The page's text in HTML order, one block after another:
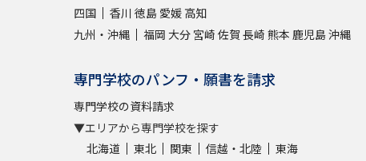
四国
香川 徳島 愛媛 高知
九州・沖縄
福岡 大分 宮崎 佐賀 長崎 熊本 鹿児島沖縄
専門学校のパンフ・願書を請求
専門学校の資料請求
▼エリアから専門学校を探す
北海道
東北 関東 信越・北陸
東海